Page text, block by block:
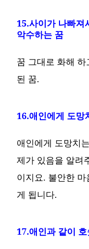
15.사이가 나빠져
악수하는 꿈
꿈 그대로 화해
된 꿈.
16.애인에게 도망
애인에게 도망치
제가 있음을 알려
이지요. 불안한
게 됩니다.
17.애인과 같이